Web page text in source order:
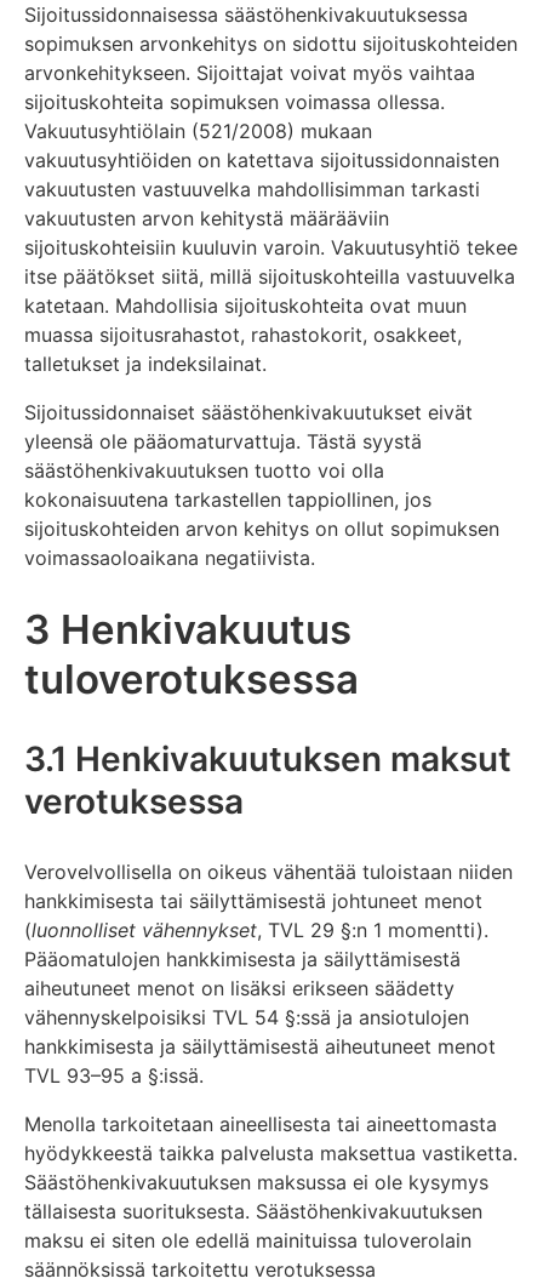
Sijoitussidonnaisessa säästöhenkivakuutuksessa
sopimuksen arvonkehitys on sidottu sijoituskohteiden
arvonkehitykseen. Sijoittajat voivat myös vaihtaa
sijoituskohteita sopimuksen voimassa ollessa.
Vakuutusyhtiölain (521/2008) mukaan
vakuutusyhtiöiden on katettava sijoitussidonnaisten
vakuutusten vastuuvelka mahdollisimman tarkasti
vakuutusten arvon kehitystä määrääviin
sijoituskohteisiin kuuluvin varoin. Vakuutusyhtiö tekee
itse päätökset siitä, millä sijoituskohteilla vastuuvelka
katetaan. Mahdollisia sijoituskohteita ovat muun
muassa sijoitusrahastot, rahastokorit, osakkeet,
talletukset ja indeksilainat.
Sijoitussidonnaiset säästöhenkivakuutukset eivät
yleensä ole pääomaturvattuja. Tästä syystä
säästöhenkivakuutuksen tuotto voi olla
kokonaisuutena tarkastellen tappiollinen, jos
sijoituskohteiden arvon kehitys on ollut sopimuksen
voimassaoloaikana negatiivista.
3 Henkivakuutus
tuloverotuksessa
3.1 Henkivakuutuksen maksut
verotuksessa
Verovelvollisella on oikeus vähentää tuloistaan niiden
hankkimisesta tai säilyttämisestä johtuneet menot
(luonnolliset vähennykset, TVL 29 §:n 1 momentti).
Pääomatulojen hankkimisesta ja säilyttämisestä
aiheutuneet menot on lisäksi erikseen säädetty
vähennyskelpoisiksi TVL 54 §:ssä ja ansiotulojen
hankkimisesta ja säilyttämisestä aiheutuneet menot
TVL 93–95 a §:issä.
Menolla tarkoitetaan aineellisesta tai aineettomasta
hyödykkeestä taikka palvelusta maksettua vastiketta.
Säästöhenkivakuutuksen maksussa ei ole kysymys
tällaisesta suorituksesta. Säästöhenkivakuutuksen
maksu ei siten ole edellä mainituissa tuloverolain
säännöksissä tarkoitettu verotuksessa